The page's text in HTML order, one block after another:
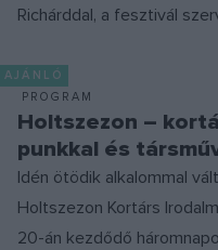
Richárddal, a fesztivál
AJÁNLÓ
PROGRAM
Holtszezon –
punkkal és
Idén ötödik alkalommal
Holtszezon Kortárs
20-án kezdődő